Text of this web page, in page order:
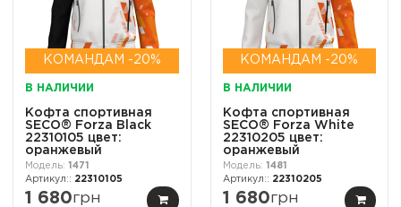
КОМАНДАМ -20%
В НАЛИЧИИ
Кофта спортивная
SECO® Forza Black
22310105 цвет:
оранжевый
1471
22310105
1 680грн
КОМАНДАМ -20%
В НАЛИЧИИ
Кофта спортивная
SECO® Forza White
22310205 цвет:
оранжевый
1481
22310205
1 680грн